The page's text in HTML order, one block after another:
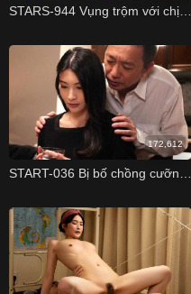
START-036 Bị bố chồng cưỡng bức ngay trước bài vị của chồng Suzu Honjo
172,612